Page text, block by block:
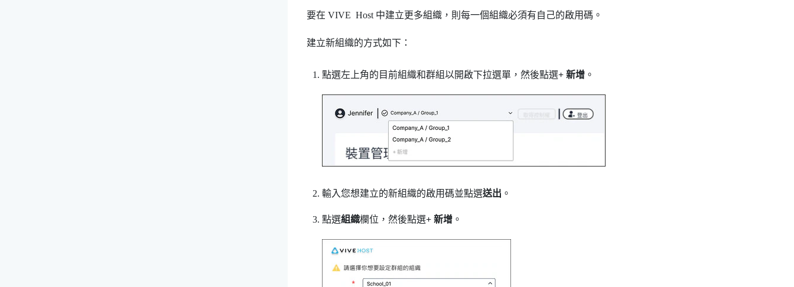
要在 VIVE Host中建立更多組織，則每一個組織必須有自己的啟用碼。
建立新組織的方式如下：
點選左上角的目前組織和群組以開啟下拉選單，然後點選+ 新增。
輸入您想建立的新組織的啟用碼並點選送出 。
點選組織欄位，然後點選+ 新增。